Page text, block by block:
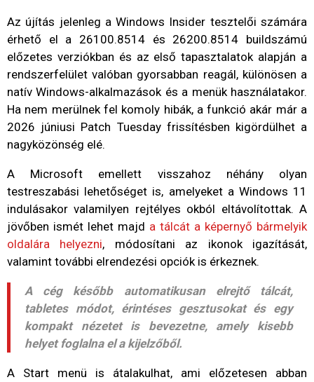
Az újítás jelenleg a Windows Insider tesztelői számára
érhető el a 26100.8514 és 26200.8514 buildszámú
előzetes verziókban és az első tapasztalatok alapján a
rendszerfelület valóban gyorsabban reagál, különösen a
natív Windows-alkalmazások és a menük használatakor.
Ha nem merülnek fel komoly hibák, a funkció akár már a
2026 júniusi Patch Tuesday frissítésben kigördülhet a
nagyközönség elé.
A Microsoft emellett visszahoz néhány olyan
testreszabási lehetőséget is, amelyeket a Windows 11
indulásakor valamilyen rejtélyes okból eltávolítottak. A
jövőben ismét lehet majd a tálcát a képernyő bármelyik
oldalára helyezni, módosítani az ikonok igazítását,
valamint további elrendezési opciók is érkeznek.
A cég később automatikusan elrejtő tálcát,
tabletes módot, érintéses gesztusokat és egy
kompakt nézetet is bevezetne, amely kisebb
helyet foglalna el a kijelzőből.
A Start menü is átalakulhat, ami előzetesen abban